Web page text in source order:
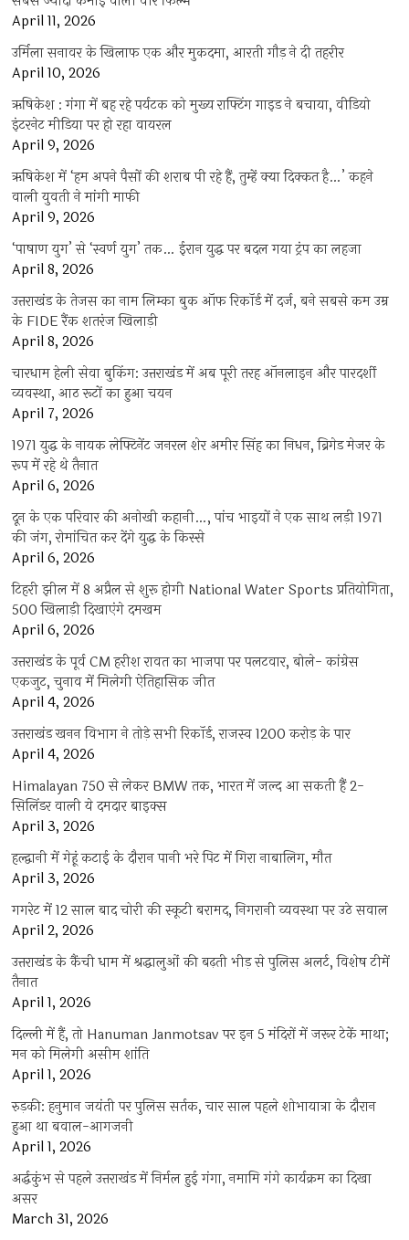
April 11, 2026
उर्मिला सनावर के खिलाफ एक और मुकदमा, आरती गौड़ ने दी तहरीर
April 10, 2026
ऋषिकेश : गंगा में बह रहे पर्यटक को मुख्य राफ्टिंग गाइड ने बचाया, वीडियो
इंटरनेट मीडिया पर हो रहा वायरल
April 9, 2026
ऋषिकेश में ‘हम अपने पैसों की शराब पी रहे हैं, तुम्हें क्या दिक्कत है…’ कहने
वाली युवती ने मांगी माफी
April 9, 2026
‘पाषाण युग’ से ‘स्वर्ण युग’ तक… ईरान युद्ध पर बदल गया ट्रंप का लहजा
April 8, 2026
उत्तराखंड के तेजस का नाम लिम्का बुक ऑफ रिकॉर्ड में दर्ज, बने सबसे कम उम्र
के FIDE रैंक शतरंज खिलाड़ी
April 8, 2026
चारधाम हेली सेवा बुकिंग: उत्तराखंड में अब पूरी तरह ऑनलाइन और पारदर्शी
व्यवस्था, आठ रूटों का हुआ चयन
April 7, 2026
1971 युद्ध के नायक लेफ्टिनेंट जनरल शेर अमीर सिंह का निधन, ब्रिगेड मेजर के
रूप में रहे थे तैनात
April 6, 2026
दून के एक परिवार की अनोखी कहानी…, पांच भाइयों ने एक साथ लड़ी 1971
की जंग, रोमांचित कर देंगे युद्ध के किस्से
April 6, 2026
टिहरी झील में 8 अप्रैल से शुरू होगी National Water Sports प्रतियोगिता,
500 खिलाड़ी दिखाएंगे दमखम
April 6, 2026
उत्तराखंड के पूर्व CM हरीश रावत का भाजपा पर पलटवार, बोले- कांग्रेस
एकजुट, चुनाव में मिलेगी ऐतिहासिक जीत
April 4, 2026
उत्तराखंड खनन विभाग ने तोड़े सभी रिकॉर्ड, राजस्व 1200 करोड़ के पार
April 4, 2026
Himalayan 750 से लेकर BMW तक, भारत में जल्द आ सकती हैं 2-
सिलिंडर वाली ये दमदार बाइक्स
April 3, 2026
हल्द्वानी में गेहूं कटाई के दौरान पानी भरे पिट में गिरा नाबालिग, मौत
April 3, 2026
गगरेट में 12 साल बाद चोरी की स्कूटी बरामद, निगरानी व्यवस्था पर उठे सवाल
April 2, 2026
उत्तराखंड के कैंची धाम में श्रद्धालुओं की बढ़ती भीड़ से पुलिस अलर्ट, विशेष टीमें
तैनात
April 1, 2026
दिल्ली में हैं, तो Hanuman Janmotsav पर इन 5 मंदिरों में जरूर टेकें माथा;
मन को मिलेगी असीम शांति
April 1, 2026
रुड़की: हनुमान जयंती पर पुलिस सर्तक, चार साल पहले शोभायात्रा के दौरान
हुआ था बवाल-आगजनी
April 1, 2026
अर्द्धकुंभ से पहले उत्तराखंड में निर्मल हुई गंगा, नमामि गंगे कार्यक्रम का दिखा
असर
March 31, 2026